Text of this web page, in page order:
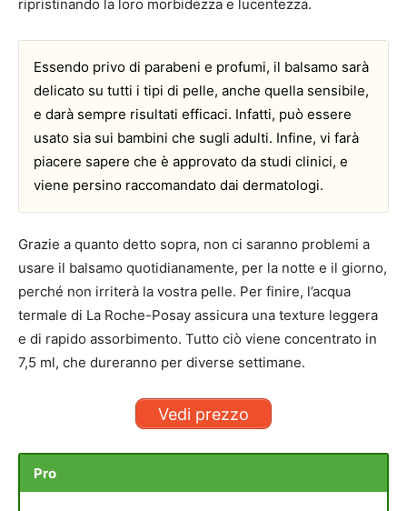
ripristinando la loro morbidezza e lucentezza.
Essendo privo di parabeni e profumi, il balsamo sarà
delicato su tutti i tipi di pelle, anche quella sensibile,
e darà sempre risultati efficaci. Infatti, può essere
usato sia sui bambini che sugli adulti. Infine, vi farà
piacere sapere che è approvato da studi clinici, e
viene persino raccomandato dai dermatologi.
Grazie a quanto detto sopra, non ci saranno problemi a
usare il balsamo quotidianamente, per la notte e il giorno,
perché non irriterà la vostra pelle. Per finire, l’acqua
termale di La Roche-Posay assicura una texture leggera
e di rapido assorbimento. Tutto ciò viene concentrato in
7,5 ml, che dureranno per diverse settimane.
Vedi prezzo
Pro